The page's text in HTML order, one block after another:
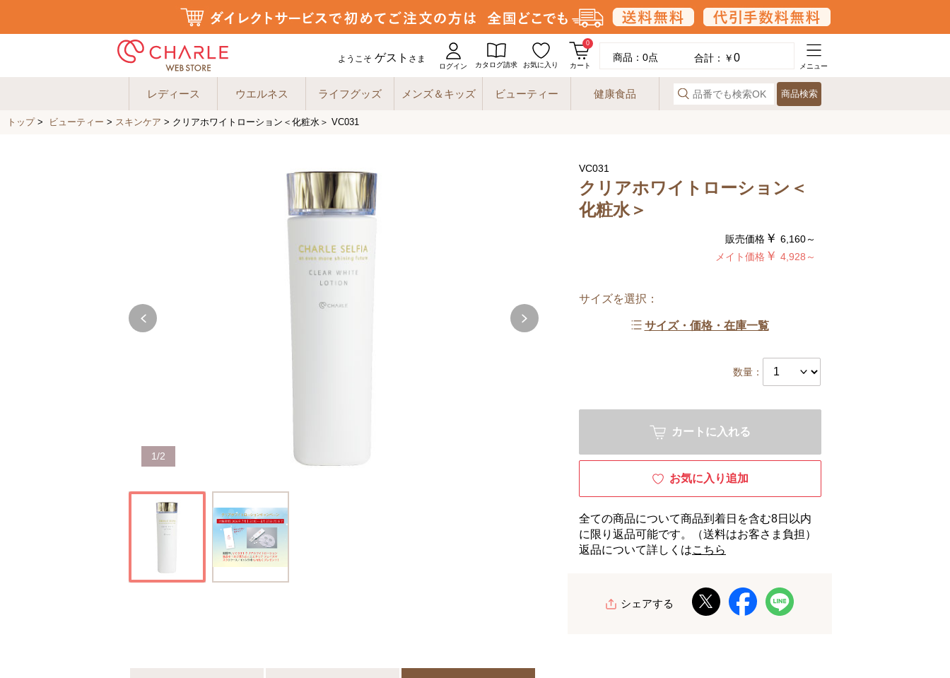
ようこそ ゲスト さま
ログイン カタログ請求 お気に入り
0
カート
商品： 0点 合計：￥0
メニュー
レディース ウエルネス ライフグッズ メンズ＆キッズ ビューティー 健康食品 商品検索
トップ> ビューティー > スキンケア > クリアホワイトローション＜化粧水＞ VC031
1/2
VC031
クリアホワイトローション＜
化粧水＞
販売価格 ￥ 6,160～
メイト価格 ￥ 4,928～
サイズを選択：
サイズ・価格・在庫一覧
数量：
カートに入れる
お気に入り追加
全ての商品について商品到着日を含む8日以内
に限り返品可能です。（送料はお客さま負担）
返品について詳しくはこちら
シェアする